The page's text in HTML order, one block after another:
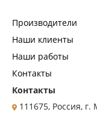
Производители
Наши клиенты
Наши работы
Контакты
Контакты
111675, Россия,